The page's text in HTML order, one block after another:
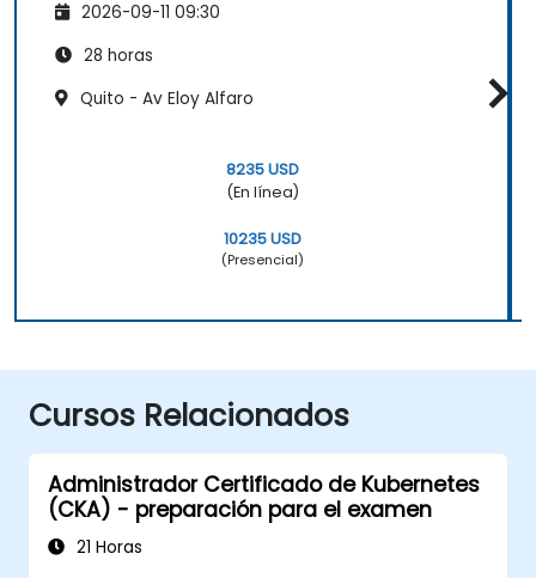
2026-09-11 09:30
28 horas
Quito - Av Eloy Alfaro
8235 USD
(En línea)
10235 USD
(Presencial)
Cursos Relacionados
Administrador Certificado de Kubernetes
(CKA) - preparación para el examen
21 Horas